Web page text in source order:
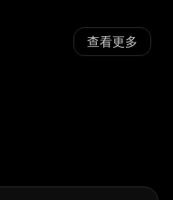
查看更多